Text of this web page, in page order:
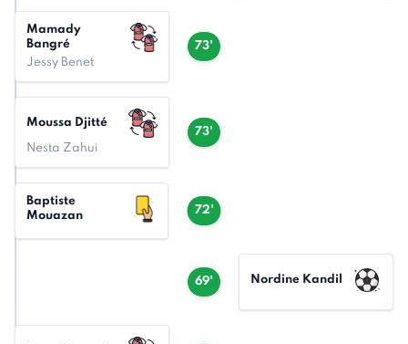
73'
Mamady
Bangré
Jessy Benet
73'
Moussa Djitté
Nesta Zahui
72'
Baptiste
Mouazan
69' Nordine Kandil